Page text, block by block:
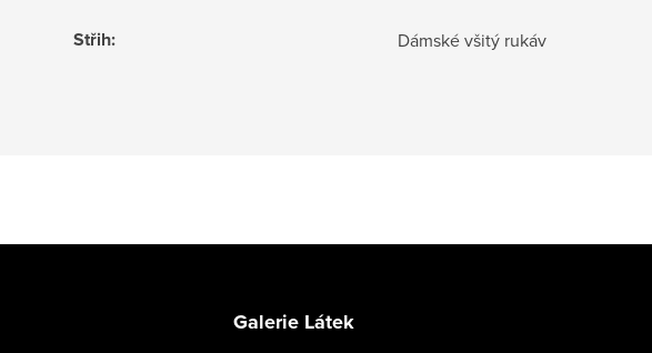
Střih: Dámské všitý rukáv
Galerie Látek